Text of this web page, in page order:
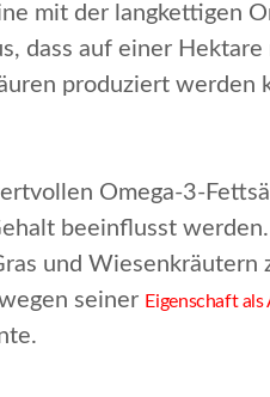
mit der langkettigen
dass auf einer
produziert werden
Omega-3-
beeinflusst
und
seiner Eigenschaft